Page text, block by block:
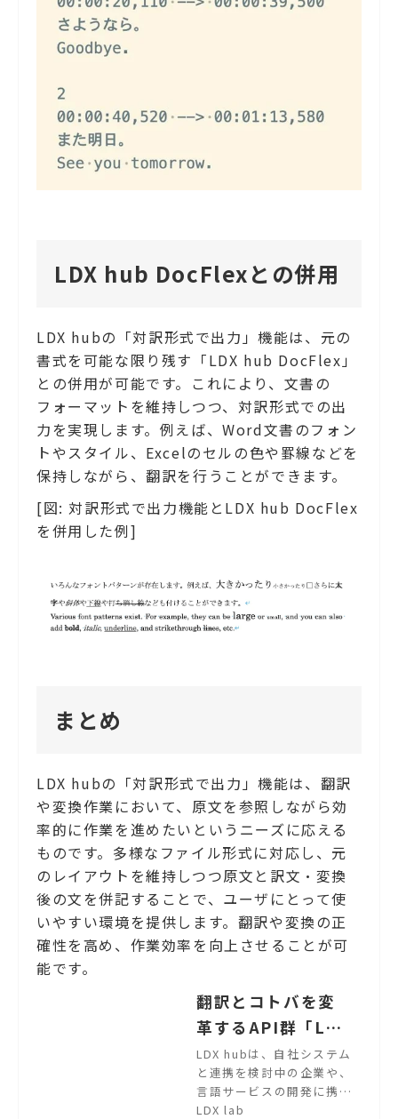
LDX hub DocFlexとの併用
LDX hubの「対訳形式で出力」機能は、元の
書式を可能な限り残す「LDX hub DocFlex」
との併用が可能です。これにより、文書の
フォーマットを維持しつつ、対訳形式での出
力を実現します。例えば、Word文書のフォン
トやスタイル、Excelのセルの色や罫線などを
保持しながら、翻訳を行うことができます。
[図: 対訳形式で出力機能とLDX hub DocFlex
を併用した例]
まとめ
LDX hubの「対訳形式で出力」機能は、翻訳
や変換作業において、原文を参照しながら効
率的に作業を進めたいというニーズに応える
ものです。多様なファイル形式に対応し、元
のレイアウトを維持しつつ原文と訳文・変換
後の文を併記することで、ユーザにとって使
いやすい環境を提供します。翻訳や変換の正
確性を高め、作業効率を向上させることが可
能です。
翻訳とコトバを変
革するAPI群「LDX
hub」｜機械翻訳・
AIの有効活用 言語
データのデジタル
LDX hubは、自社システム
と連携を検討中の企業や、
言語サービスの開発に携わ
るのエンジニアの皆様に、
LDX lab